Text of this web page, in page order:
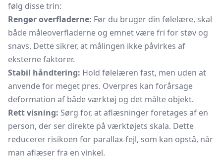
følg disse trin:
Rengør overfladerne: Før du bruger din følelære, skal
både måleoverfladerne og emnet være fri for støv og
snavs. Dette sikrer, at målingen ikke påvirkes af
eksterne faktorer.
Stabil håndtering: Hold følelæren fast, men uden at
anvende for meget pres. Overpres kan forårsage
deformation af både værktøj og det målte objekt.
Rett visning: Sørg for, at aflæsninger foretages af en
person, der ser direkte på værktøjets skala. Dette
reducerer risikoen for parallax-fejl, som kan opstå, når
man aflæser fra en vinkel.